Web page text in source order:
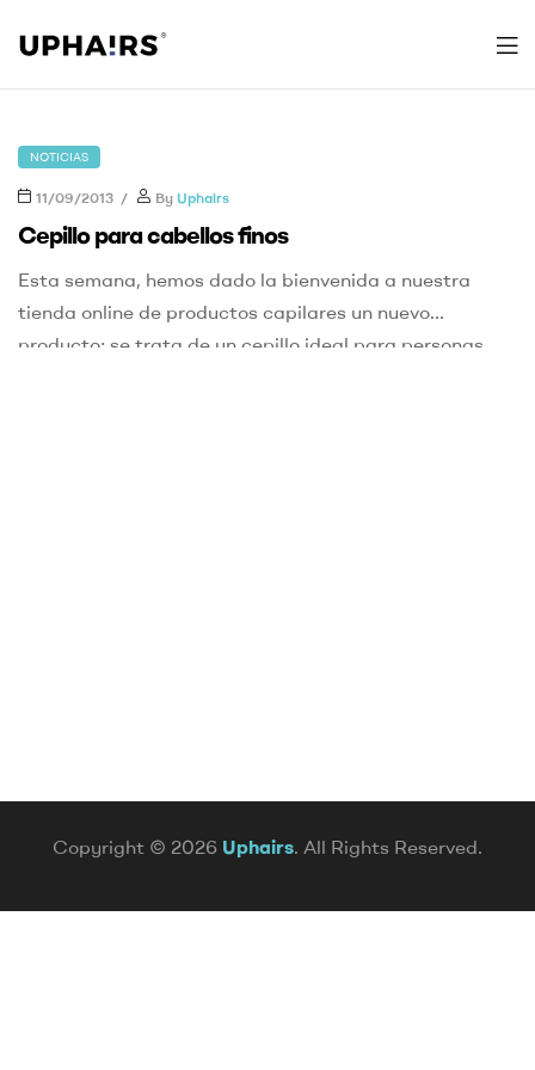
Uphairs
NOTICIAS
11/09/2013 By Uphairs
Cepillo para cabellos finos
Esta semana, hemos dado la bienvenida a nuestra
tienda online de productos capilares un nuevo
producto; se trata de un cepillo ideal para personas
Copyright © 2026 Uphairs. All Rights Reserved.